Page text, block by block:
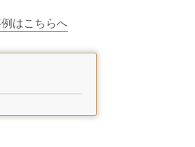
はこちらへ